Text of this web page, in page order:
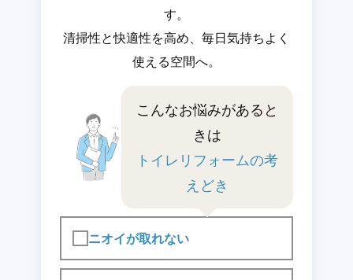
す。
清掃性と快適性を高め、毎日気持ちよく
使える空間へ。
こんなお悩みがあると
きは
トイレリフォームの考
えどき
ニオイが取れない